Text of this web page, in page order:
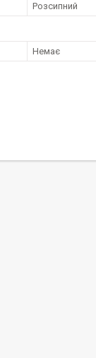
Розсипний
Немає